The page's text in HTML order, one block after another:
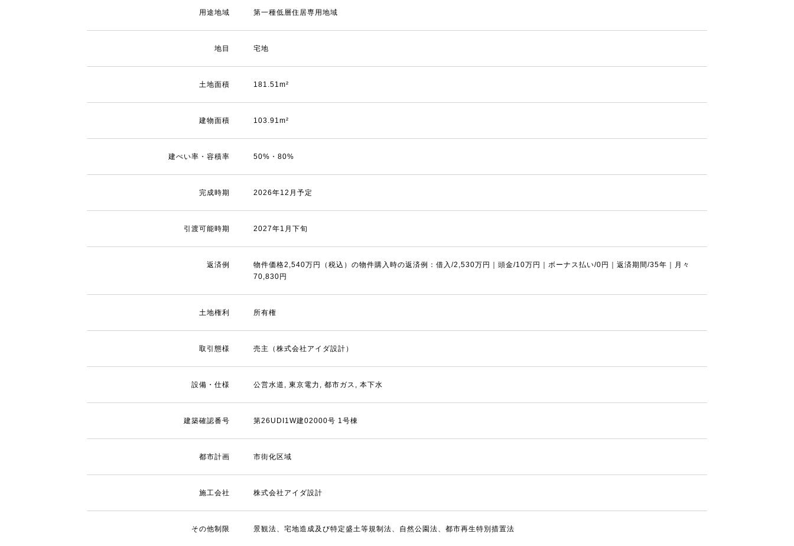
用途地域 第一種低層住居専用地域
地目 宅地
土地面積 181.51m²
建物面積 103.91m²
建ぺい率・容積率 50%・80%
完成時期 2026年12月予定
引渡可能時期 2027年1月下旬
返済例
物件価格2,540万円（税込）の物件購入時の返済例：借入/2,530万円｜頭金/10万円｜ボーナス払い/0円｜返済期間/35年｜月々
70,830円
土地権利 所有権
取引態様 売主（株式会社アイダ設計）
設備・仕様 公営水道, 東京電力, 都市ガス, 本下水
建築確認番号 第26UDI1W建02000号 1号棟
都市計画 市街化区域
施工会社 株式会社アイダ設計
その他制限 景観法、宅地造成及び特定盛土等規制法、自然公園法、都市再生特別措置法